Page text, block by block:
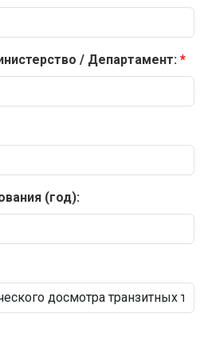
/ Департамент:
(год):